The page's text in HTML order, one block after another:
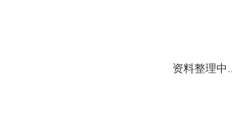
资料整理中...